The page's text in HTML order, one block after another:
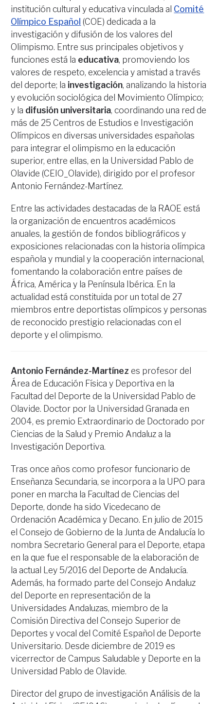
institución cultural y educativa vinculada al Comité
Olímpico Español (COE) dedicada a la
investigación y difusión de los valores del
Olimpismo. Entre sus principales objetivos y
funciones está la educativa, promoviendo los
valores de respeto, excelencia y amistad a través
del deporte; la investigación, analizando la historia
y evolución sociológica del Movimiento Olímpico;
y la difusión universitaria, coordinando una red de
más de 25 Centros de Estudios e Investigación
Olímpicos en diversas universidades españolas
para integrar el olimpismo en la educación
superior, entre ellas, en la Universidad Pablo de
Olavide (CEIO_Olavide), dirigido por el profesor
Antonio Fernández-Martínez.
Entre las actividades destacadas de la RAOE está
la organización de encuentros académicos
anuales, la gestión de fondos bibliográficos y
exposiciones relacionadas con la historia olímpica
española y mundial y la cooperación internacional,
fomentando la colaboración entre países de
África, América y la Península Ibérica. En la
actualidad está constituida por un total de 27
miembros entre deportistas olímpicos y personas
de reconocido prestigio relacionadas con el
deporte y el olimpismo.
Antonio Fernández-Martínez es profesor del
Área de Educación Física y Deportiva en la
Facultad del Deporte de la Universidad Pablo de
Olavide. Doctor por la Universidad Granada en
2004, es premio Extraordinario de Doctorado por
Ciencias de la Salud y Premio Andaluz a la
Investigación Deportiva.
Tras once años como profesor funcionario de
Enseñanza Secundaria, se incorpora a la UPO para
poner en marcha la Facultad de Ciencias del
Deporte, donde ha sido Vicedecano de
Ordenación Académica y Decano. En julio de 2015
el Consejo de Gobierno de la Junta de Andalucía lo
nombra Secretario General para el Deporte, etapa
en la que fue el responsable de la elaboración de
la actual Ley 5/2016 del Deporte de Andalucía.
Además, ha formado parte del Consejo Andaluz
del Deporte en representación de la
Universidades Andaluzas, miembro de la
Comisión Directiva del Consejo Superior de
Deportes y vocal del Comité Español de Deporte
Universitario. Desde diciembre de 2019 es
vicerrector de Campus Saludable y Deporte en la
Universidad Pablo de Olavide.
Director del grupo de investigación Análisis de la